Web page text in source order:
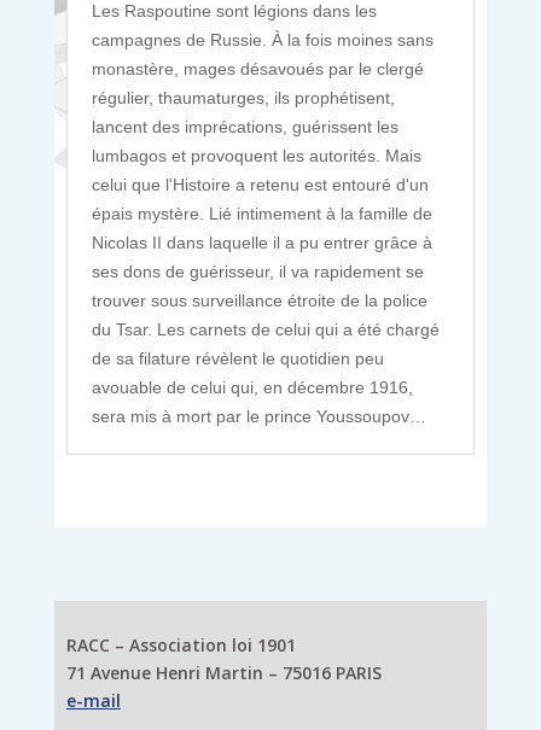
Les Raspoutine sont légions dans les
campagnes de Russie. À la fois moines sans
monastère, mages désavoués par le clergé
régulier, thaumaturges, ils prophétisent,
lancent des imprécations, guérissent les
lumbagos et provoquent les autorités. Mais
celui que l'Histoire a retenu est entouré d'un
épais mystère. Lié intimement à la famille de
Nicolas II dans laquelle il a pu entrer grâce à
ses dons de guérisseur, il va rapidement se
trouver sous surveillance étroite de la police
du Tsar. Les carnets de celui qui a été chargé
de sa filature révèlent le quotidien peu
avouable de celui qui, en décembre 1916,
sera mis à mort par le prince Youssoupov…
RACC – Association loi 1901
71 Avenue Henri Martin – 75016 PARIS
e-mail